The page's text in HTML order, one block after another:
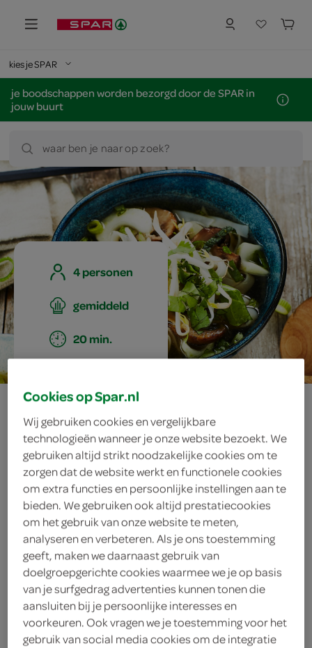
kies je SPAR
je boodschappen worden bezorgd door de SPAR in
jouw buurt
waar ben je naar op zoek?
4 personen
gemiddeld
20 min.
vega pho
ingrediënten
1 handje munt
1 handje basilicum
1 handje koriander
200 gram taugé
Cookies op Spar.nl
Wij gebruiken cookies en vergelijkbare
technologieën wanneer je onze website bezoekt. We
gebruiken altijd strikt noodzakelijke cookies om te
zorgen dat de website werkt en functionele cookies
om extra functies en persoonlijke instellingen aan te
bieden. We gebruiken ook altijd prestatiecookies
om het gebruik van onze website te meten,
analyseren en verbeteren. Als je ons toestemming
geeft, maken we daarnaast gebruik van
doelgroepgerichte cookies waarmee we je op basis
van je surfgedrag advertenties kunnen tonen die
aansluiten bij je persoonlijke interesses en
voorkeuren. Ook vragen we je toestemming voor het
gebruik van social media cookies om de integratie